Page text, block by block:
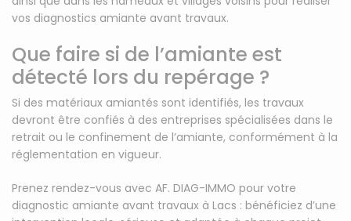
vos diagnostics amiante avant travaux.
Que faire si de l’amiante est
détecté lors du repérage ?
Si des matériaux amiantés sont identifiés, les travaux
devront être confiés à des entreprises spécialisées dans le
retrait ou le confinement de l’amiante, conformément à la
réglementation en vigueur.
Prenez rendez-vous avec AF. DIAG-IMMO pour votre
diagnostic amiante avant travaux à Lacs : bénéficiez d’une